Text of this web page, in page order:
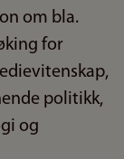
om bla.
for
politikk,
og